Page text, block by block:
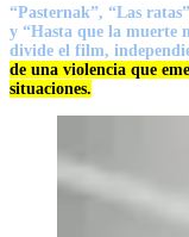
“Pasternak”, “Las
y “Hasta que la muerte
divide el film,
de una violencia que
situaciones.